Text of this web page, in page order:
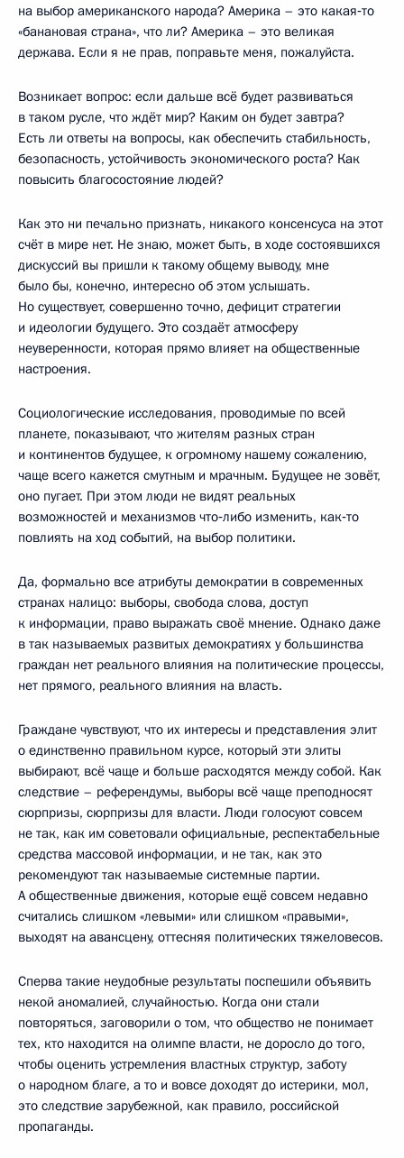
на выбор американского народа? Америка – это какая‑то
«банановая страна», что ли? Америка – это великая
держава. Если я не прав, поправьте меня, пожалуйста.
Возникает вопрос: если дальше всё будет развиваться
в таком русле, что ждёт мир? Каким он будет завтра?
Есть ли ответы на вопросы, как обеспечить стабильность,
безопасность, устойчивость экономического роста? Как
повысить благосостояние людей?
Как это ни печально признать, никакого консенсуса на этот
счёт в мире нет. Не знаю, может быть, в ходе состоявшихся
дискуссий вы пришли к такому общему выводу, мне
было бы, конечно, интересно об этом услышать.
Но существует, совершенно точно, дефицит стратегии
и идеологии будущего. Это создаёт атмосферу
неуверенности, которая прямо влияет на общественные
настроения.
Социологические исследования, проводимые по всей
планете, показывают, что жителям разных стран
и континентов будущее, к огромному нашему сожалению,
чаще всего кажется смутным и мрачным. Будущее не зовёт,
оно пугает. При этом люди не видят реальных
возможностей и механизмов что‑либо изменить, как‑то
повлиять на ход событий, на выбор политики.
Да, формально все атрибуты демократии в современных
странах налицо: выборы, свобода слова, доступ
к информации, право выражать своё мнение. Однако даже
в так называемых развитых демократиях у большинства
граждан нет реального влияния на политические процессы,
нет прямого, реального влияния на власть.
Граждане чувствуют, что их интересы и представления элит
о единственно правильном курсе, который эти элиты
выбирают, всё чаще и больше расходятся между собой. Как
следствие – референдумы, выборы всё чаще преподносят
сюрпризы, сюрпризы для власти. Люди голосуют совсем
не так, как им советовали официальные, респектабельные
средства массовой информации, и не так, как это
рекомендуют так называемые системные партии.
А общественные движения, которые ещё совсем недавно
считались слишком «левыми» или слишком «правыми»,
выходят на авансцену, оттесняя политических тяжеловесов.
Сперва такие неудобные результаты поспешили объявить
некой аномалией, случайностью. Когда они стали
повторяться, заговорили о том, что общество не понимает
тех, кто находится на олимпе власти, не доросло до того,
чтобы оценить устремления властных структур, заботу
о народном благе, а то и вовсе доходят до истерики, мол,
это следствие зарубежной, как правило, российской
пропаганды.